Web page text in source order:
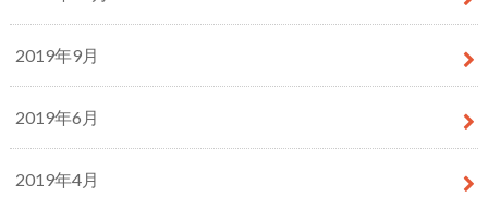
2019年9月
2019年6月
2019年4月